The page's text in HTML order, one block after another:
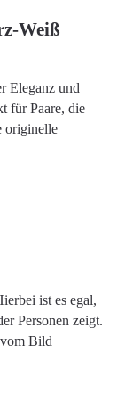
Weiß
Eleganz und
für Paare, die
originelle
ist es egal,
Personen zeigt.
Bild